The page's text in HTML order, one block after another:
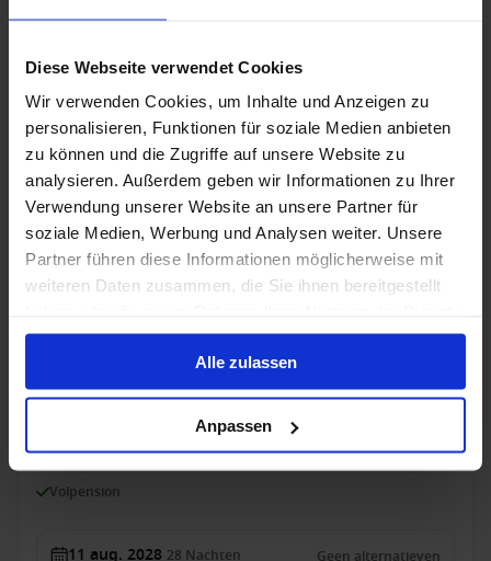
Diese Webseite verwendet Cookies
Wir verwenden Cookies, um Inhalte und Anzeigen zu
personalisieren, Funktionen für soziale Medien anbieten
zu können und die Zugriffe auf unsere Website zu
analysieren. Außerdem geben wir Informationen zu Ihrer
Verwendung unserer Website an unsere Partner für
soziale Medien, Werbung und Analysen weiter. Unsere
Partner führen diese Informationen möglicherweise mit
weiteren Daten zusammen, die Sie ihnen bereitgestellt
gesammelt haben.
Alle zulassen
Anpassen
Queen Mary 2
Volpension
23 jul. 2027 28Nachten Geen alternatieven
Buitenhutvan
€ 4.760p.p.
Balkonhutvan
€ 5.570p.p.
Suitevan
€ 12.640p.p.
Staten met de Queen Mary 2
Van / Naar New York
Queen Mary 2
Volpension
11 aug. 2028 28 Nachten Geen alternatieven